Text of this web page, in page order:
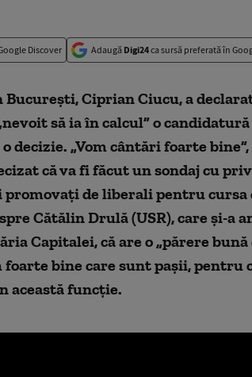
Discover Adaugă Digi24ca sursă preferată în
Ciprian Ciucu, a
să ia în calcul” o
decizie. „Vom cântări foarte bine”,
că va fi făcut un sondaj cu
de liberali pentru cursa
Cătălin Drulă (USR), care și-a
Capitalei, că are o „părere bună
foarte bine care sunt pașii, pentru
această funcție.